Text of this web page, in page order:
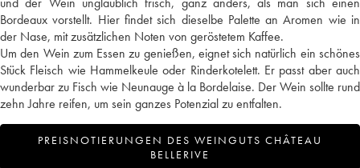
Bordeaux vorstellt. Hier findet sich dieselbe Palette an Aromen wie in
der Nase, mit zusätzlichen Noten von geröstetem Kaffee.
Um den Wein zum Essen zu genießen, eignet sich natürlich ein schönes
Stück Fleisch wie Hammelkeule oder Rinderkotelett. Er passt aber auch
wunderbar zu Fisch wie Neunauge à la Bordelaise. Der Wein sollte rund
zehn Jahre reifen, um sein ganzes Potenzial zu entfalten.
PREISNOTIERUNGEN DES WEINGUTS CHÂTEAU
BELLERIVE